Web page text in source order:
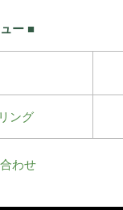
ー ■
ング
わせ